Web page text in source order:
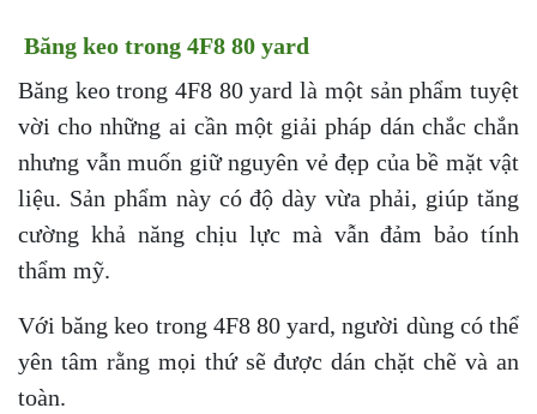
Băng keo trong 4F8 80 yard
Băng keo trong 4F8 80 yard là một sản phẩm tuyệt
vời cho những ai cần một giải pháp dán chắc chắn
nhưng vẫn muốn giữ nguyên vẻ đẹp của bề mặt vật
liệu. Sản phẩm này có độ dày vừa phải, giúp tăng
cường khả năng chịu lực mà vẫn đảm bảo tính
thẩm mỹ.
Với băng keo trong 4F8 80 yard, người dùng có thể
yên tâm rằng mọi thứ sẽ được dán chặt chẽ và an
toàn.